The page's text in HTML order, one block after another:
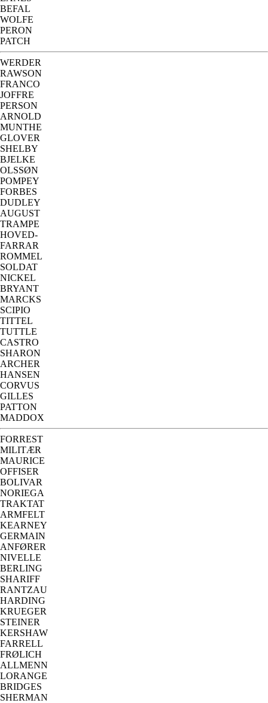
BEFAL
WOLFE
PERON
PATCH
WERDER
RAWSON
FRANCO
JOFFRE
PERSON
ARNOLD
MUNTHE
GLOVER
SHELBY
BJELKE
OLSSØN
POMPEY
FORBES
DUDLEY
AUGUST
TRAMPE
HOVED-
FARRAR
ROMMEL
SOLDAT
NICKEL
BRYANT
MARCKS
SCIPIO
TITTEL
TUTTLE
CASTRO
SHARON
ARCHER
HANSEN
CORVUS
GILLES
PATTON
MADDOX
FORREST
MILITÆR
MAURICE
OFFISER
BOLIVAR
NORIEGA
TRAKTAT
ARMFELT
KEARNEY
GERMAIN
ANFØRER
NIVELLE
BERLING
SHARIFF
RANTZAU
HARDING
KRUEGER
STEINER
KERSHAW
FARRELL
FRØLICH
ALLMENN
LORANGE
BRIDGES
SHERMAN